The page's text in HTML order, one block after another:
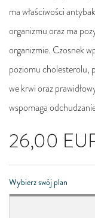
26,00
ma właściwości
organizmu oraz ma
organizmie. Czosnek
poziomu cholesterolu,
we krwi oraz
wspomaga
Wybierz swój plan